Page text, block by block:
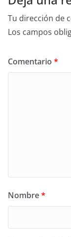
Tu dirección de
Los campos
Comentario *
Nombre*